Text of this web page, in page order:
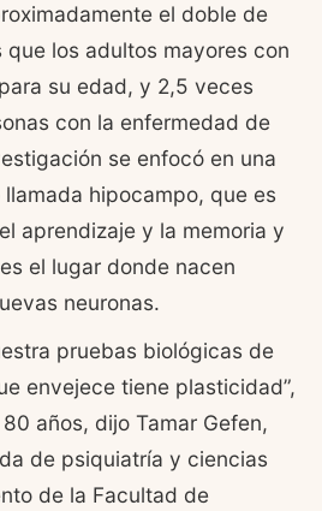
el doble de
que los adultos mayores con
su edad, y 2,5 veces
con la enfermedad de
se enfocó en una
hipocampo, que es
aprendizaje y la memoria y
el lugar donde nacen
neuronas.
pruebas biológicas de
envejece tiene plasticidad”,
años, dijo Tamar Gefen,
de psiquiatría y ciencias
de la Facultad de